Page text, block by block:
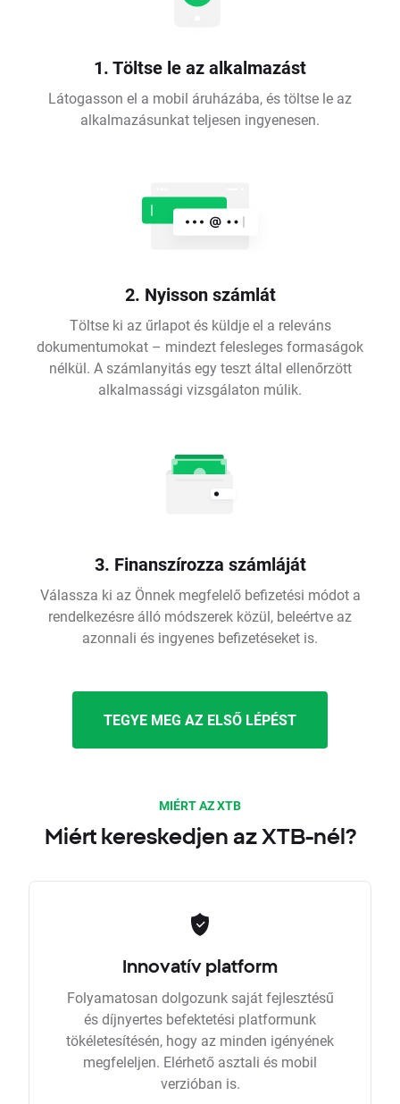
1. Töltse le az alkalmazást
Látogasson el a mobil áruházába, és töltse le az
alkalmazásunkat teljesen ingyenesen.
2. Nyisson számlát
Töltse ki az űrlapot és küldje el a releváns
dokumentumokat – mindezt felesleges formaságok
nélkül. A számlanyitás egy teszt által ellenőrzött
alkalmassági vizsgálaton múlik.
3. Finanszírozza számláját
Válassza ki az Önnek megfelelő befizetési módot a
rendelkezésre álló módszerek közül, beleértve az
azonnali és ingyenes befizetéseket is.
TEGYE MEG AZ ELSŐ LÉPÉST
MIÉRT AZ XTB
Miért kereskedjen az XTB-nél?
Innovatív platform
Folyamatosan dolgozunk saját fejlesztésű
és díjnyertes befektetési platformunk
tökéletesítésén, hogy az minden igényének
megfeleljen. Elérhető asztali és mobil
verzióban is.